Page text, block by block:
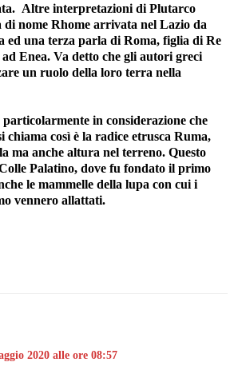
Altre interpretazioni di Plutarco
nome Rhome arrivata nel Lazio da
ed una terza parla di Roma, figlia di Re
Enea. Va detto che gli autori greci
un ruolo della loro terra nella
in considerazione che
chiama così è la radice etrusca Ruma,
ma anche altura nel terreno. Questo
Palatino, dove fu fondato il primo
le mammelle della lupa con cui i
vennero allattati.
2020 alle ore 08:57